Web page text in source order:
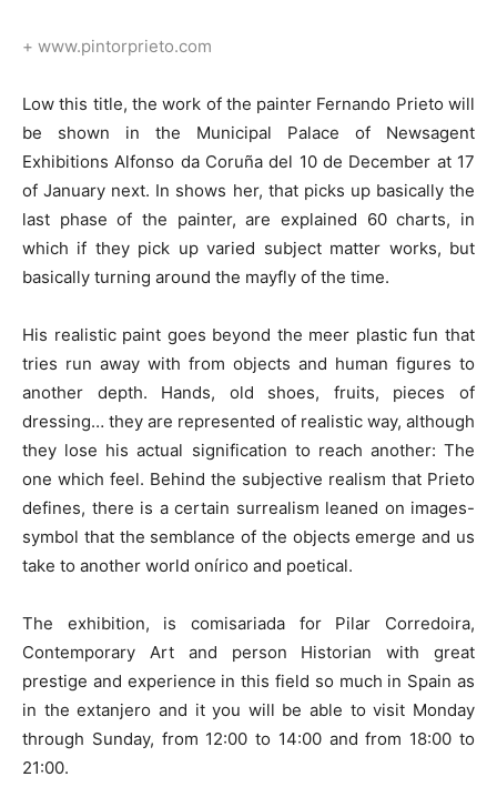
+ www.pintorprieto.com
Low this title, the work of the painter Fernando Prieto will
be shown in the Municipal Palace of Newsagent
Exhibitions Alfonso da Coruña del 10 de December at 17
of January next. In shows her, that picks up basically the
last phase of the painter, are explained 60 charts, in
which if they pick up varied subject matter works, but
basically turning around the mayfly of the time.
His realistic paint goes beyond the meer plastic fun that
tries run away with from objects and human figures to
another depth. Hands, old shoes, fruits, pieces of
dressing… they are represented of realistic way, although
they lose his actual signification to reach another: The
one which feel. Behind the subjective realism that Prieto
defines, there is a certain surrealism leaned on images-
symbol that the semblance of the objects emerge and us
take to another world onírico and poetical.
The exhibition, is comisariada for Pilar Corredoira,
Contemporary Art and person Historian with great
prestige and experience in this field so much in Spain as
in the extanjero and it you will be able to visit Monday
through Sunday, from 12:00 to 14:00 and from 18:00 to
21:00.